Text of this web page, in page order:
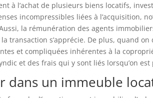
à l’achat de plusieurs biens locatifs,
incompressibles liées à l’acquisition,
la rémunération des agents
transaction s’apprécie. De plus, quand
et compliquées inhérentes à la
et des frais qui y sont liés lorsqu’on
dans un immeuble